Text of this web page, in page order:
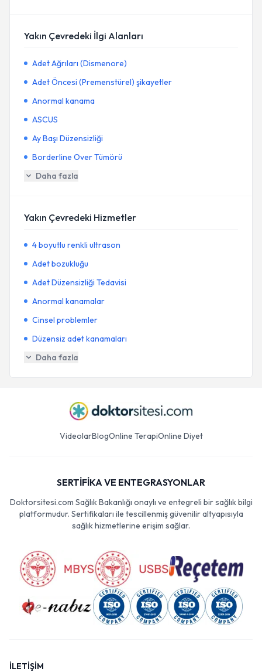
Yakın Çevredeki İlgi Alanları
Adet Ağrıları (Dismenore)
Adet Öncesi (Premenstürel) şikayetler
Anormal kanama
ASCUS
Ay Başı Düzensizliği
Borderline Over Tümörü
Daha fazla
Yakın Çevredeki Hizmetler
4 boyutlu renkli ultrason
Adet bozukluğu
Adet Düzensizliği Tedavisi
Anormal kanamalar
Cinsel problemler
Düzensiz adet kanamaları
Daha fazla
VideolarBlogOnline TerapiOnline Diyet
SERTİFİKA VE ENTEGRASYONLAR
Doktorsitesi.com Sağlık Bakanlığı onaylı ve entegreli bir sağlık bilgi
platformudur. Sertifikaları ile tescillenmiş güvenilir altyapısıyla
sağlık hizmetlerine erişim sağlar.
İLETİŞİM